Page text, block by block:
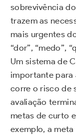
sobrevivência
trazem as
mais urgentes
“dor”, “medo”,
Um sistema de
importante para
corre o risco de
avaliação
metas de curto
exemplo, a